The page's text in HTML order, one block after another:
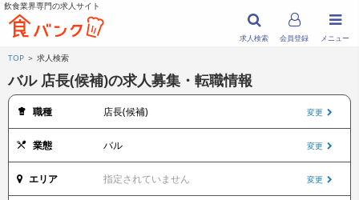
飲食業界専門の求人サイト
メニュー
求人検索 会員登録
TOP ＞ 求人検索
バル 店長(候補)の求人募集・転職情報
職種 店長(候補) 変更
業態 バル 変更
エリア 指定されていません 変更